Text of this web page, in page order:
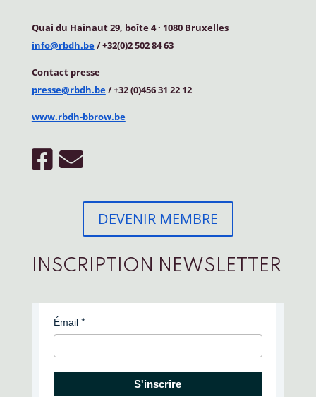
Quai du Hainaut 29, boîte 4· 1080 Bruxelles
info@rbdh.be/ +32(0)2 502 84 63
Contact presse
presse@rbdh.be/ +32 (0)456 31 22 12
www.rbdh-bbrow.be
DEVENIR MEMBRE
INSCRIPTION NEWSLETTER
Émail
S'inscrire